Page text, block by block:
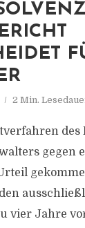
2 Min.
des
gegen
vier Jahre